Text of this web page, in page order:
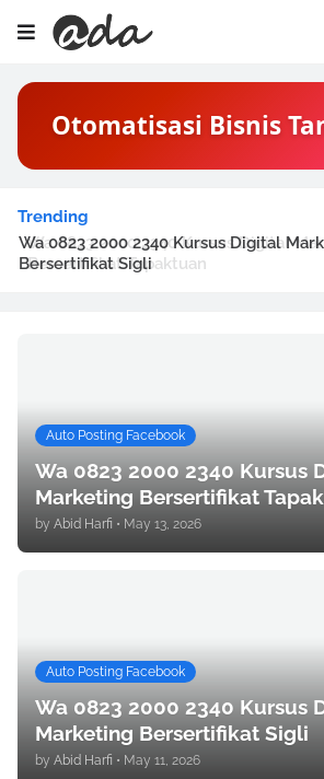
Otomatisasi Bisnis
Trending
Wa 0823 2000 2340 Kursus Digital
Bersertifikat Sigli
Auto Posting Facebook
Wa 0823 2000 2340 Kursus
Marketing Bersertifikat
by Abid Harfi • May 13, 2026
Auto Posting Facebook
Wa 0823 2000 2340 Kursus
Marketing Bersertifikat Sigli
by Abid Harfi • May 11, 2026